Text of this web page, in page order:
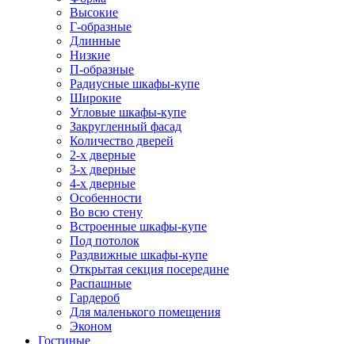
Высокие
Г-образные
Длинные
Низкие
П-образные
Радиусные шкафы-купе
Широкие
Угловые шкафы-купе
Закругленный фасад
Количество дверей
2-х дверные
3-х дверные
4-х дверные
Особенности
Во всю стену
Встроенные шкафы-купе
Под потолок
Раздвижные шкафы-купе
Открытая секция посередине
Распашные
Гардероб
Для маленького помещения
Эконом
Гостиные